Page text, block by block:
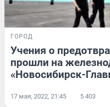
ГОРОД
Учения о
прошли на
«Новосибирск-
17 мая, 2022, 21:45 5 403